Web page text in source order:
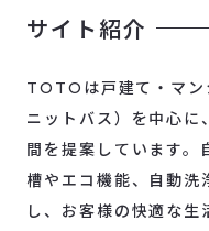
サイト紹介
TOTOは戸建て・マン
ニットバス）を中心に
間を提案しています。
槽やエコ機能、自動洗
し、お客様の快適な生